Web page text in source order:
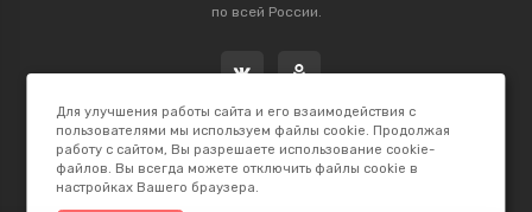
по всей России.
Для улучшения работы сайта и его взаимодействия с
пользователями мы используем файлы cookie. Продолжая
работу с сайтом, Вы разрешаете использование cookie-
файлов. Вы всегда можете отключить файлы cookie в
настройках Вашего браузера.